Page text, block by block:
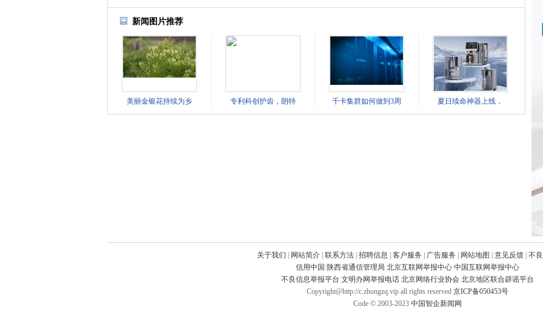
新闻图片推荐
美丽金银花持续为乡 专利科创护齿，朗特 千卡集群如何做到3周 夏日续命神器上线，
关于我们 网站简介 联系方法 招聘信息 客户服务 广告服务 网站地图 意见反馈 不
信用中国 陕西省通信管理局 北京互联网举报中心 中国互联网举报中心
不良信息举报平台 文明办网举报电话 北京网络行业协会 北京地区联合辟谣平台
Copyright@http://c.zhongzq.vip all rights reserved 京ICP备050453号
Code © 2003-2023 中国智企新闻网